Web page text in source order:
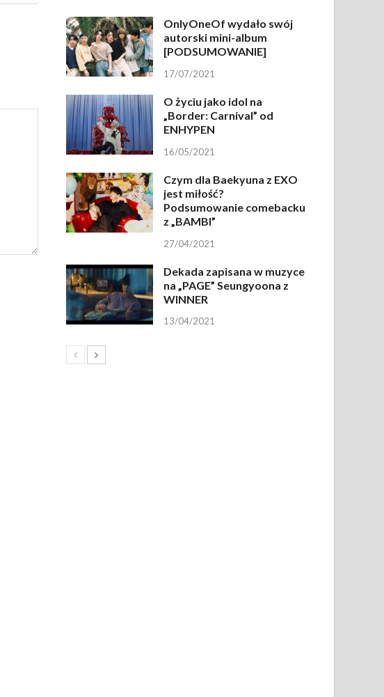
OnlyOneOf wydało swój
autorski mini-album
[PODSUMOWANIE]
17/07/2021
O życiu jako idol na
„Border: Carnival” od
ENHYPEN
16/05/2021
Czym dla Baekyuna z EXO
jest miłość?
Podsumowanie comebacku
z „BAMBI”
27/04/2021
Dekada zapisana w muzyce
na „PAGE” Seungyoona z
WINNER
13/04/2021